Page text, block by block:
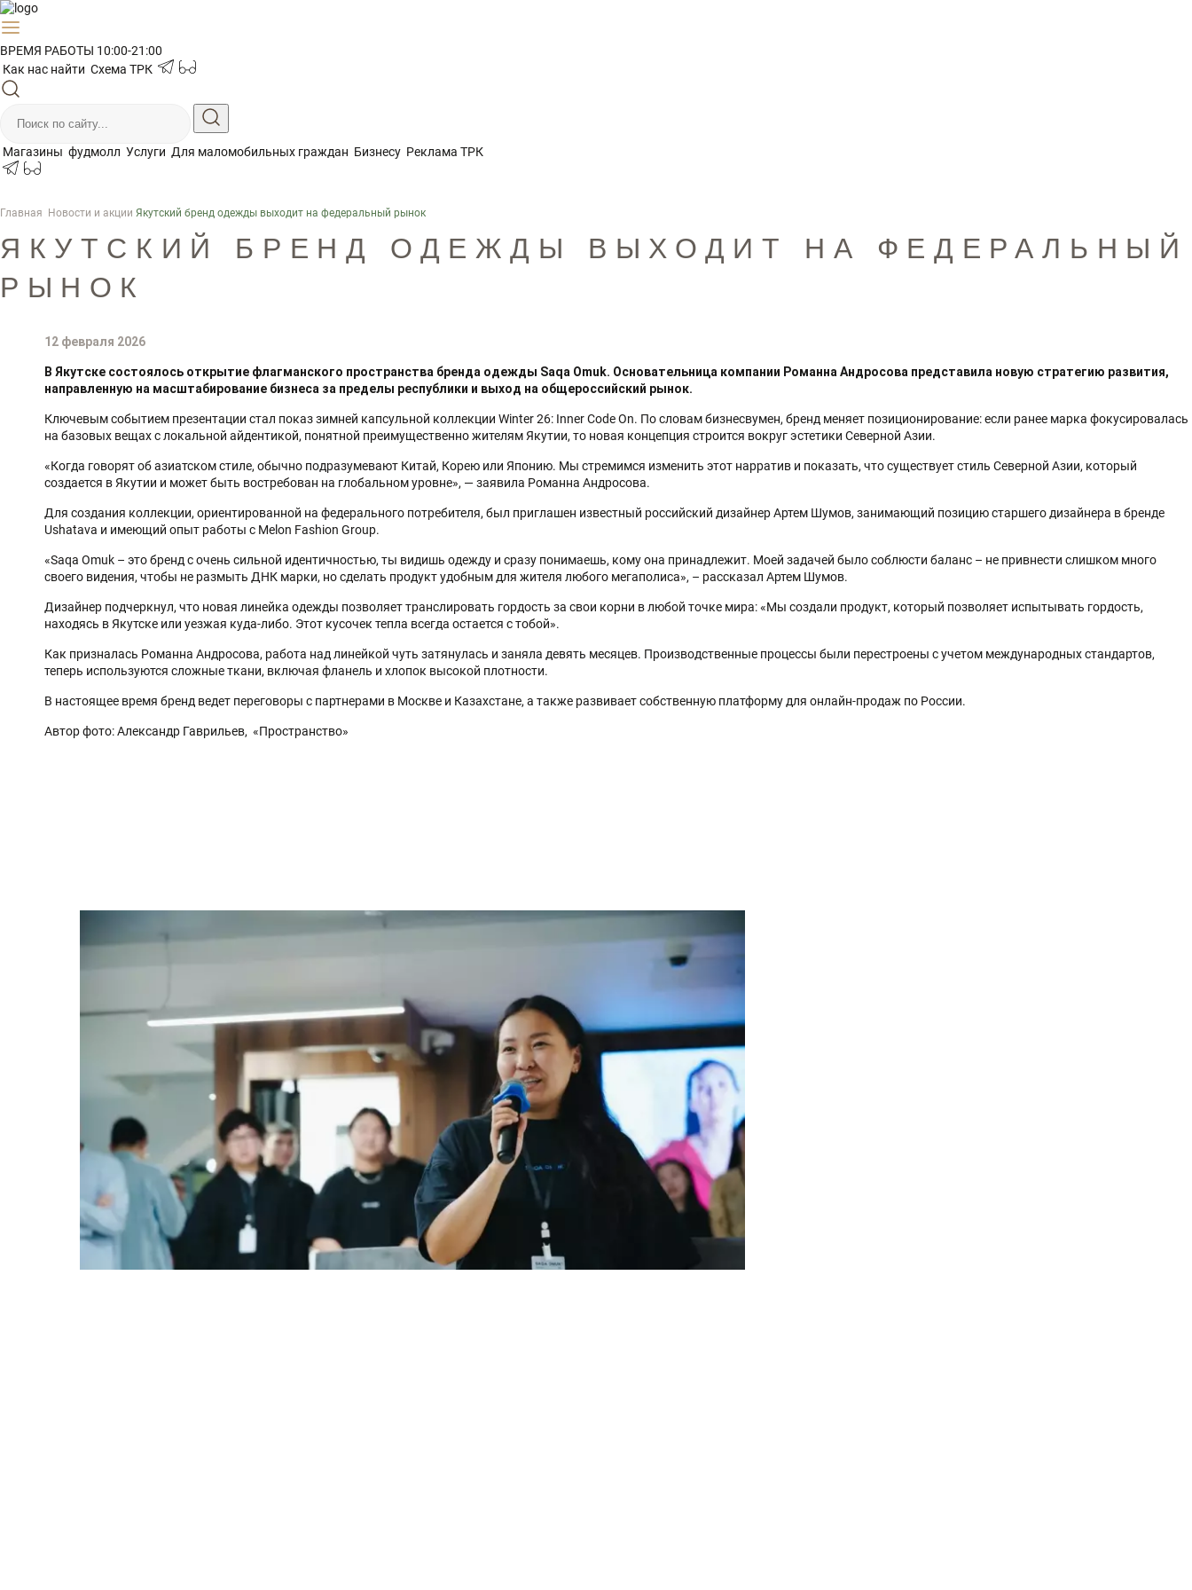
ВРЕМЯ РАБОТЫ 10:00-21:00
Как нас найти Схема ТРК
Магазины фудмолл Услуги Для маломобильных граждан Бизнесу Реклама ТРК
Главная Новости и акции Якутский бренд одежды выходит на федеральный рынок
ЯКУТСКИЙ БРЕНД ОДЕЖДЫ ВЫХОДИТ НА ФЕДЕРАЛЬНЫЙ
РЫНОК
12 февраля 2026
В Якутске состоялось открытие флагманского пространства бренда одежды Saqa Omuk. Основательница компании Романна Андросова представила новую стратегию развития,
направленную на масштабирование бизнеса за пределы республики и выход на общероссийский рынок.
Ключевым событием презентации стал показ зимней капсульной коллекции Winter 26: Inner Code On. По словам бизнесвумен, бренд меняет позиционирование: если ранее марка фокусировалась
на базовых вещах с локальной айдентикой, понятной преимущественно жителям Якутии, то новая концепция строится вокруг эстетики Северной Азии.
«Когда говорят об азиатском стиле, обычно подразумевают Китай, Корею или Японию. Мы стремимся изменить этот нарратив и показать, что существует стиль Северной Азии, который
создается в Якутии и может быть востребован на глобальном уровне», — заявила Романна Андросова.
Для создания коллекции, ориентированной на федерального потребителя, был приглашен известный российский дизайнер Артем Шумов, занимающий позицию старшего дизайнера в бренде
Ushatava и имеющий опыт работы с Melon Fashion Group.
«Saqa Omuk – это бренд с очень сильной идентичностью, ты видишь одежду и сразу понимаешь, кому она принадлежит. Моей задачей было соблюсти баланс – не привнести слишком много
своего видения, чтобы не размыть ДНК марки, но сделать продукт удобным для жителя любого мегаполиса», – рассказал Артем Шумов.
Дизайнер подчеркнул, что новая линейка одежды позволяет транслировать гордость за свои корни в любой точке мира: «Мы создали продукт, который позволяет испытывать гордость,
находясь в Якутске или уезжая куда-либо. Этот кусочек тепла всегда остается с тобой».
Как призналась Романна Андросова, работа над линейкой чуть затянулась и заняла девять месяцев. Производственные процессы были перестроены с учетом международных стандартов,
теперь используются сложные ткани, включая фланель и хлопок высокой плотности.
В настоящее время бренд ведет переговоры с партнерами в Москве и Казахстане, а также развивает собственную платформу для онлайн-продаж по России.
Автор фото: Александр Гаврильев, «Пространство»